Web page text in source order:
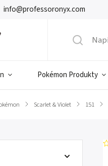
info@professoronyx.com
Pokémon Produkty
/ Scarlet & Violet / 151 /